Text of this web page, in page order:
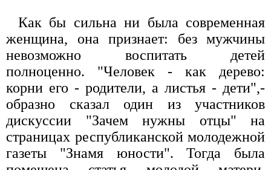
Как бы сильна ни была современная
женщина, она признает: без мужчины
невозможно воспитать детей
полноценно. "Человек - как дерево:
корни его - родители, а листья - дети",-
образно сказал один из участников
дискуссии "Зачем нужны отцы" на
страницах республиканской молодежной
газеты "Знамя юности". Тогда была